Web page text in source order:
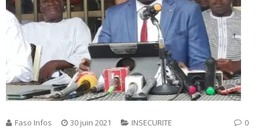
Faso Infos 30 juin 2021 INSECURITE 0